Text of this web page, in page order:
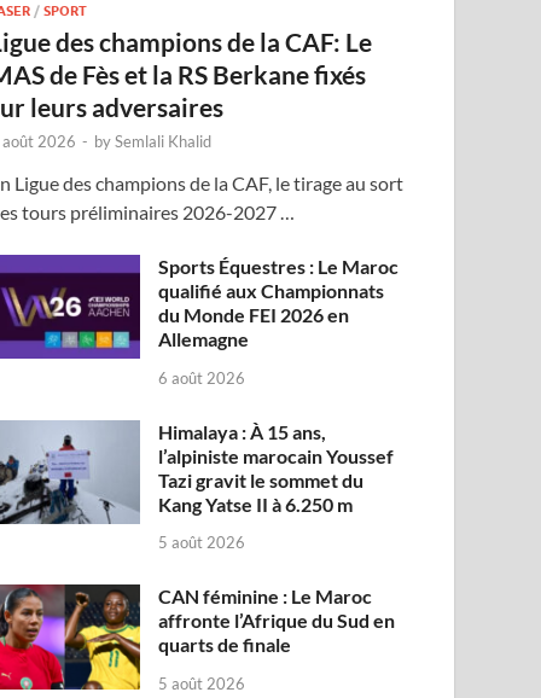
/SPORT
des champions de la CAF: Le
de Fès et la RS Berkane fixés
leurs adversaires
2026 - bySemlali Khalid
Ligue des champions de la CAF, le tirage au sort
tours préliminaires 2026-2027 …
Sports Équestres : Le Maroc
qualifié aux Championnats
du Monde FEI 2026 en
Allemagne
6 août 2026
Himalaya : À 15 ans,
l’alpiniste marocain Youssef
Tazi gravit le sommet du
Kang Yatse II à 6.250 m
5 août 2026
CAN féminine : Le Maroc
affronte l’Afrique du Sud en
quarts de finale
5 août 2026